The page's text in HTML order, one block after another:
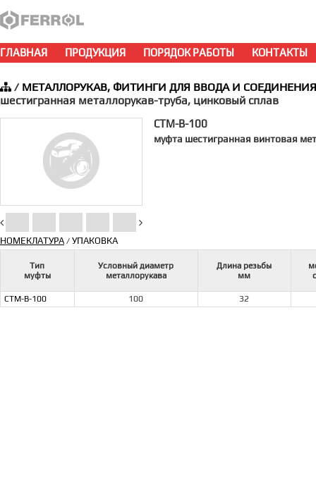
ГЛАВНАЯ ПРОДУКЦИЯ ПОРЯДОК РАБОТЫ КОНТАКТЫ
/ МЕТАЛЛОРУКАВ, ФИТИНГИ ДЛЯ ВВОДА И СОЕДИНЕНИЯ
шестигранная металлорукав-труба, цинковый сплав
СТМ-В-100
муфта шестигранная винтовая
НОМЕКЛАТУРА/ УПАКОВКА
Тип
муфты
Условный диаметр
металлорукава
Длина резьбы
мм
СТМ-В-100 100 32